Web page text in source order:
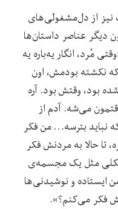
از دل‌مشغولی‌های
دیگر عناصر داستان‌ها
مُرد، انگار یه‌باره یه
نکشته بودمش، اون
بود، وقتش بود. آره
می‌شه. آدم از
نباید بترسه… من فکر
حالا به مردنش فکر
شکلی مثل یک مجسمه‌ی
ایستاده و نوشیدنی‌ها
فکر می‌کنم؟».